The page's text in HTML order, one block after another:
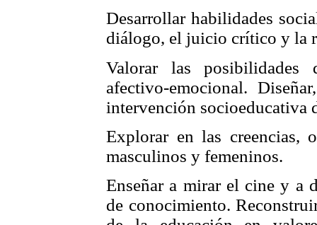
Desarrollar habilidades
diálogo, el juicio crítico y la
Valorar las posibilidades
afectivo-emocional.
intervención socioeducativa
Explorar en las creencias,
masculinos y femeninos.
Enseñar a mirar el cine y a
de conocimiento.